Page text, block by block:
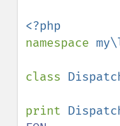
namespace
class
print